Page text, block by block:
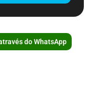
do WhatsApp